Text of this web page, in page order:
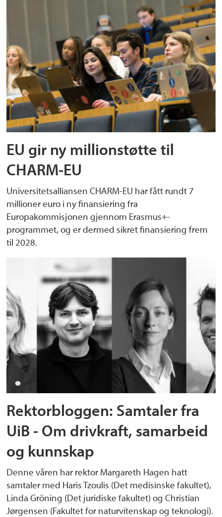
EU gir ny millionstøtte til
CHARM-EU
Universitetsalliansen CHARM-EU har fått rundt 7
millioner euro i ny finansiering fra
Europakommisjonen gjennom Erasmus+-
programmet, og er dermed sikret finansiering frem
til 2028.
Rektorbloggen: Samtaler fra
UiB - Om drivkraft, samarbeid
og kunnskap
Denne våren har rektor Margareth Hagen hatt
samtaler med Haris Tzoulis (Det medisinske fakultet),
Linda Gröning (Det juridiske fakultet) og Christian
Jørgensen (Fakultet for naturvitenskap og teknologi).